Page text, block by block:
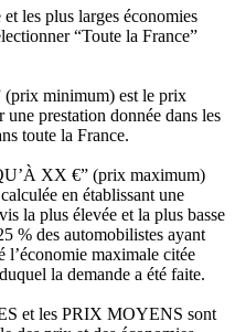
les plus larges économies
“Toute la France”
minimum) est le prix
prestation donnée dans les
toute la France.
XX €” (prix maximum)
en établissant une
la plus élevée et la plus basse
% des automobilistes ayant
l’économie maximale citée
la demande a été faite.
et les PRIX MOYENS sont